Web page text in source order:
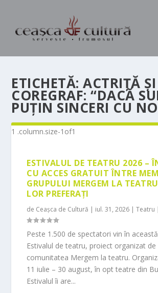
ETICHETĂ:ACTRIŢĂ ŞI
COREGRAF: “DACĂ
PUŢIN SINCERI CU
ESTIVALUL DE TEATRU 2026 –
CU ACCES GRATUIT ÎNTRE
GRUPULUI MERGEM LA
LOR PREFERAȚI
de Ceașca de Cultură | iul. 31, 2026 |Teatru
Peste 1.500 de spectatori vin în
Estivalul de teatru, proiect organizat de
comunitatea Mergem la teatru.
11 iulie – 30 august, în opt teatre din
Estivalul îi are...